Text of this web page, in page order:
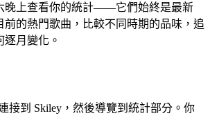
晚上查看你的統計——它們始終是最新
前的熱門歌曲，比較不同時期的品味，追
月變化。
接到 Skiley，然後導覽到統計部分。你